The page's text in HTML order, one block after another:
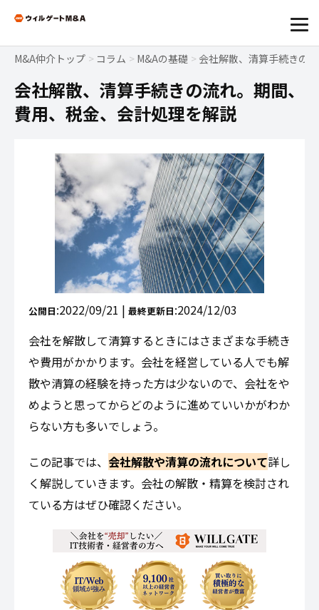
M&A仲介トップ コラム M&Aの基礎 会社解散、清算手続きの
会社解散、清算手続きの流れ。期間、
費用、税金、会計処理を解説
公開日:2022/09/21 | 最終更新日:2024/12/03
会社を解散して清算するときにはさまざまな手続き
や費用がかかります。会社を経営している人でも解
散や清算の経験を持った方は少ないので、会社をや
めようと思ってからどのように進めていいかがわか
らない方も多いでしょう。
この記事では、 会社解散や清算の流れについて詳し
く解説していきます。会社の解散・精算を検討され
ている方はぜひ確認ください。